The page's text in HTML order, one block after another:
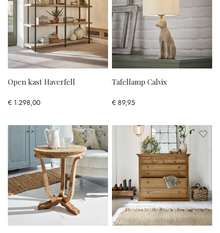
Open kast Haverfell
€ 1.298,00
Tafellamp Calvix
€ 89,95